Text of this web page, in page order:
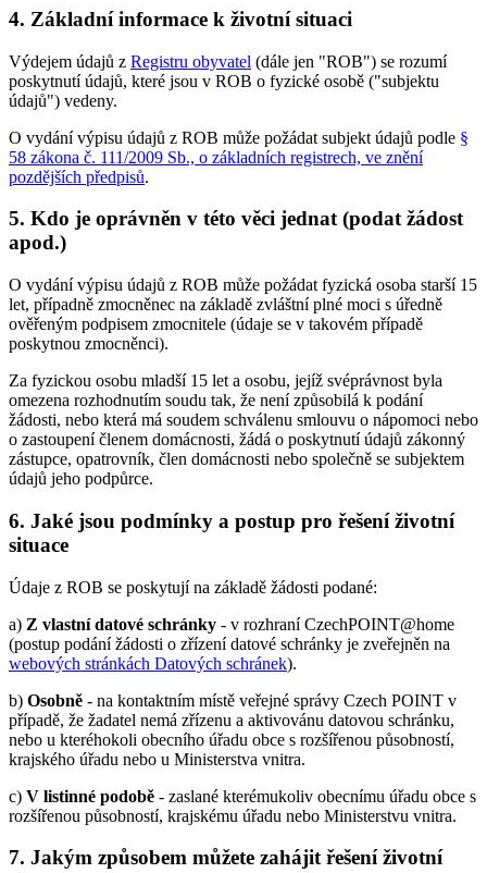
4. Základní informace k životní situaci
Výdejem údajů z Registru obyvatel (dále jen "ROB") se rozumí
poskytnutí údajů, které jsou v ROB o fyzické osobě ("subjektu
údajů") vedeny.
O vydání výpisu údajů z ROB může požádat subjekt údajů podle §
58 zákona č. 111/2009 Sb., o základních registrech, ve znění
pozdějších předpisů.
5. Kdo je oprávněn v této věci jednat (podat žádost
apod.)
O vydání výpisu údajů z ROB může požádat fyzická osoba starší 15
let, případně zmocněnec na základě zvláštní plné moci s úředně
ověřeným podpisem zmocnitele (údaje se v takovém případě
poskytnou zmocněnci).
Za fyzickou osobu mladší 15 let a osobu, jejíž svéprávnost byla
omezena rozhodnutím soudu tak, že není způsobilá k podání
žádosti, nebo která má soudem schválenu smlouvu o nápomoci nebo
o zastoupení členem domácnosti, žádá o poskytnutí údajů zákonný
zástupce, opatrovník, člen domácnosti nebo společně se subjektem
údajů jeho podpůrce.
6. Jaké jsou podmínky a postup pro řešení životní
situace
Údaje z ROB se poskytují na základě žádosti podané:
a) Z vlastní datové schránky - v rozhraní CzechPOINT@home
(postup podání žádosti o zřízení datové schránky je zveřejněn na
webových stránkách Datových schránek).
b) Osobně - na kontaktním místě veřejné správy Czech POINT v
případě, že žadatel nemá zřízenu a aktivovánu datovou schránku,
nebo u kteréhokoli obecního úřadu obce s rozšířenou působností,
krajského úřadu nebo u Ministerstva vnitra.
c) V listinné podobě - zaslané kterémukoliv obecnímu úřadu obce s
rozšířenou působností, krajskému úřadu nebo Ministerstvu vnitra.
7. Jakým způsobem můžete zahájit řešení životní